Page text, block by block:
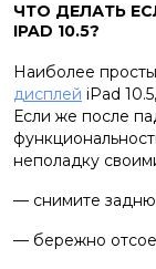
ЧТО ДЕЛАТЬ
IPAD 10.5?
Наиболее
дисплей iPad
Если же после
неполадку
— снимите
— бережно